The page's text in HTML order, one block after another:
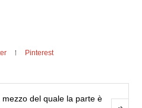
Pinterest
mezzo del quale la parte è